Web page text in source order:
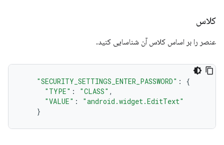
کلاس
عنصر را بر اساس کلاس آن شناسایی کنید.
"SECURITY_SETTINGS_ENTER_PASSWORD" :
{
"TYPE" : "CLASS" ,
"VALUE" :
"android.widget.EditText"
}